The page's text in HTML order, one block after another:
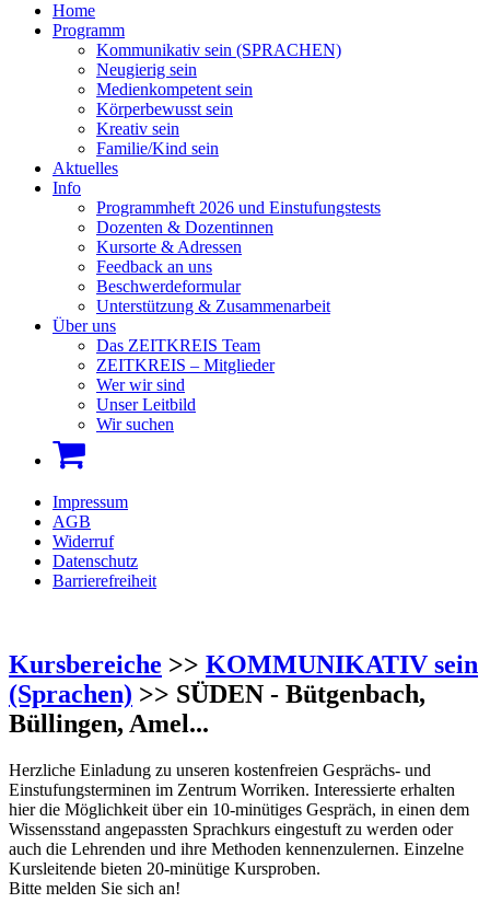
Home
Programm
Kommunikativ sein (SPRACHEN)
Neugierig sein
Medienkompetent sein
Körperbewusst sein
Kreativ sein
Familie/Kind sein
Aktuelles
Info
Programmheft 2026 und Einstufungstests
Dozenten & Dozentinnen
Kursorte & Adressen
Feedback an uns
Beschwerdeformular
Unterstützung & Zusammenarbeit
Über uns
Das ZEITKREIS Team
ZEITKREIS – Mitglieder
Wer wir sind
Unser Leitbild
Wir suchen
Impressum
AGB
Widerruf
Datenschutz
Barrierefreiheit
Kursbereiche >> KOMMUNIKATIV sein
(Sprachen) >> SÜDEN - Bütgenbach,
Büllingen, Amel...
Herzliche Einladung zu unseren kostenfreien Gesprächs- und
Einstufungsterminen im Zentrum Worriken. Interessierte erhalten
hier die Möglichkeit über ein 10-minütiges Gespräch, in einen dem
Wissensstand angepassten Sprachkurs eingestuft zu werden oder
auch die Lehrenden und ihre Methoden kennenzulernen. Einzelne
Kursleitende bieten 20-minütige Kursproben.
Bitte melden Sie sich an!